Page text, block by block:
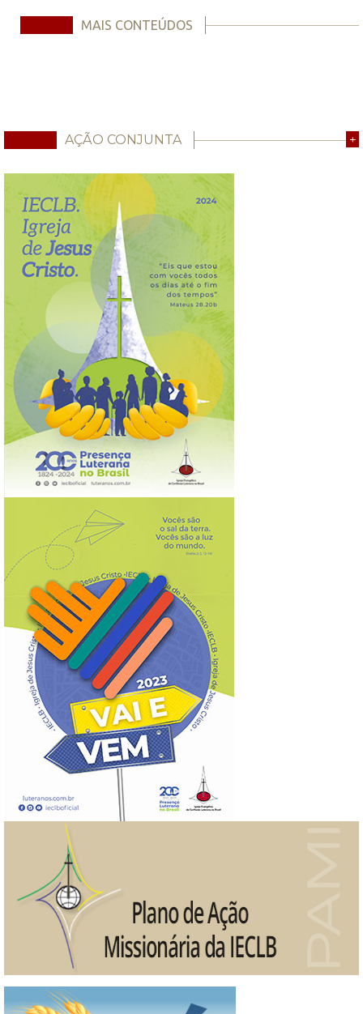
MAIS CONTEÚDOS
AÇÃO CONJUNTA +